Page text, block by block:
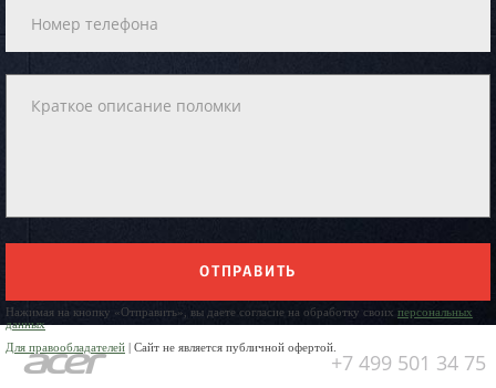
ОТПРАВИТЬ
Нажимая на кнопку «Отправить», вы даете согласие на обработку своих персональных
данных
Для правообладателей | Сайт не является публичной офертой.
+7 499 501 34 75